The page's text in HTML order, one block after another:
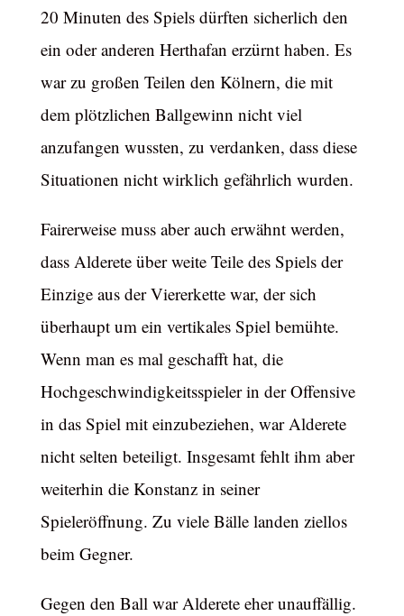
20 Minuten des Spiels dürften sicherlich den
ein oder anderen Herthafan erzürnt haben. Es
war zu großen Teilen den Kölnern, die mit
dem plötzlichen Ballgewinn nicht viel
anzufangen wussten, zu verdanken, dass diese
Situationen nicht wirklich gefährlich wurden.
Fairerweise muss aber auch erwähnt werden,
dass Alderete über weite Teile des Spiels der
Einzige aus der Viererkette war, der sich
überhaupt um ein vertikales Spiel bemühte.
Wenn man es mal geschafft hat, die
Hochgeschwindigkeitsspieler in der Offensive
in das Spiel mit einzubeziehen, war Alderete
nicht selten beteiligt. Insgesamt fehlt ihm aber
weiterhin die Konstanz in seiner
Spieleröffnung. Zu viele Bälle landen ziellos
beim Gegner.
Gegen den Ball war Alderete eher unauffällig.